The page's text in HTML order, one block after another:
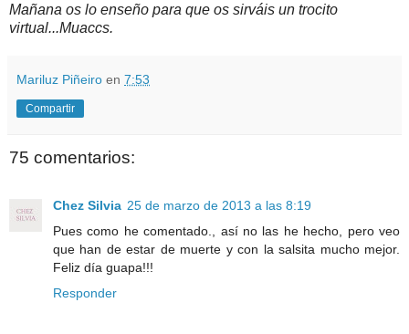
Mañana os lo enseño para que os sirváis un trocito
virtual...Muaccs.
Mariluz Piñeiro en 7:53
Compartir
75 comentarios:
Chez Silvia 25 de marzo de 2013 a las 8:19
Pues como he comentado., así no las he hecho, pero veo
que han de estar de muerte y con la salsita mucho mejor.
Feliz día guapa!!!
Responder